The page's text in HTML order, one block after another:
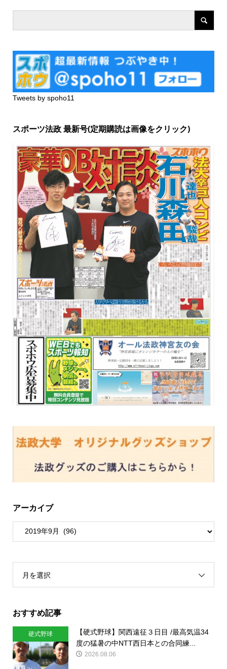
Tweets by spoho11
スポーツ法政 最新号(定期購読は画像をクリック)
アーカイブ
月を選択
おすすめ記事
硬式野球
【硬式野球】関西遠征３日目 /最高気温34
度の猛暑の中NTT西日本との合同練...
2026.08.06